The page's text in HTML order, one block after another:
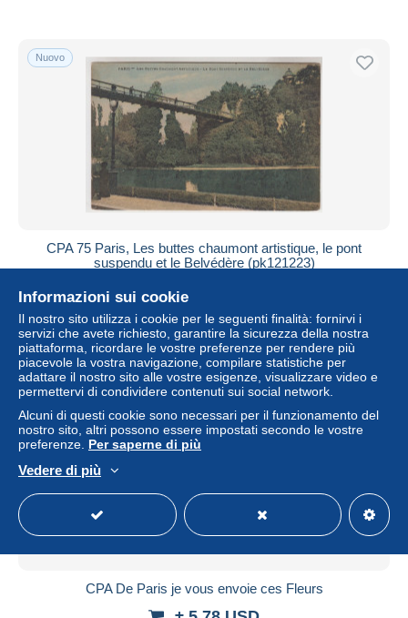
Nuovo
CPA 75 Paris, Les buttes chaumont artistique, le pont
suspendu et le Belvédère (pk121223)
± 2,31 USD
Stato Residenziale
Nuovo
CPA De Paris je vous envoie ces Fleurs
Informazioni sui cookie
Il nostro sito utilizza i cookie per le seguenti finalità: fornirvi i
servizi che avete richiesto, garantire la sicurezza della nostra
piattaforma, ricordare le vostre preferenze per rendere più
piacevole la vostra navigazione, compilare statistiche per
adattare il nostro sito alle vostre esigenze, visualizzare video e
permettervi di condividere contenuti sui social network.
Alcuni di questi cookie sono necessari per il funzionamento del
nostro sito, altri possono essere impostati secondo le vostre
preferenze. Per saperne di più
Vedere di più